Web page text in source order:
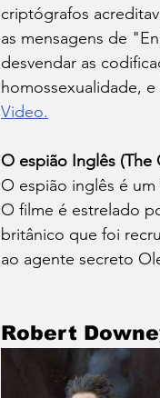
criptógrafos
as mensagens de
desvendar as
homossexualidade,
Video.
O espião Inglês (The
O espião inglês é
O filme é estrelado
britânico que foi
ao agente secreto
Robert